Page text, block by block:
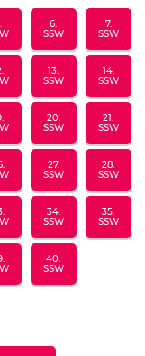
6.
SSW
7.
SSW
13.
SSW
14.
SSW
20.
SSW
21.
SSW
27.
SSW
28.
SSW
34.
SSW
35.
SSW
40.
SSW